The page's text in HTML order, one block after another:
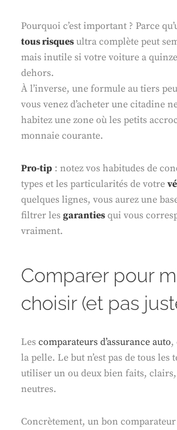
Pourquoi c’est important ? Parce
tous risques ultra complète peut
mais inutile si votre voiture a
dehors.
À l’inverse, une formule au tiers
vous venez d’acheter une citadine
habitez une zone où les petits
monnaie courante.
Pro-tip : notez vos habitudes de
types et les particularités de votre
quelques lignes, vous aurez une
filtrer les garanties qui vous
vraiment.
Comparer pour
choisir (et pas
Les comparateurs d’assurance auto,
la pelle. Le but n’est pas de tous les
utiliser un ou deux bien faits,
neutres.
Concrètement, un bon